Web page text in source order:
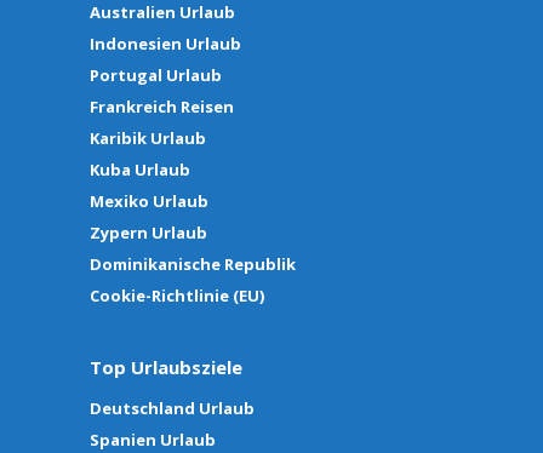
Australien Urlaub
Indonesien Urlaub
Portugal Urlaub
Frankreich Reisen
Karibik Urlaub
Kuba Urlaub
Mexiko Urlaub
Zypern Urlaub
Dominikanische Republik
Cookie-Richtlinie (EU)
Top Urlaubsziele
Deutschland Urlaub
Spanien Urlaub